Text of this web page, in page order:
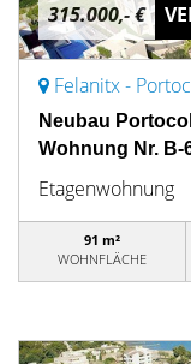
315.000,- €
Felanitx -
Neubau
Wohnung Nr. B-
Etagenwohnung
91 m²
WOHNFLÄCHE